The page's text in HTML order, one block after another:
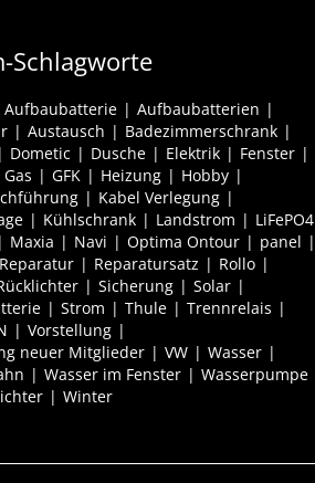
Schlagworte
Aufbaubatterie
Aufbaubatterien
Austausch
Badezimmerschrank
Dometic Dusche Elektrik
Fenster
Gas GFK Heizung
Hobby
Kabel Verlegung
Kühlschrank Landstrom
LiFePO4
Maxia Navi Optima Ontour
panel
Reparatur Reparatursatz
Rollo
Sicherung
Solar
Strom Thule
Trennrelais
Vorstellung
neuer Mitglieder
VW
Wasser
Wasser im Fenster
Wasserpumpe
Winter